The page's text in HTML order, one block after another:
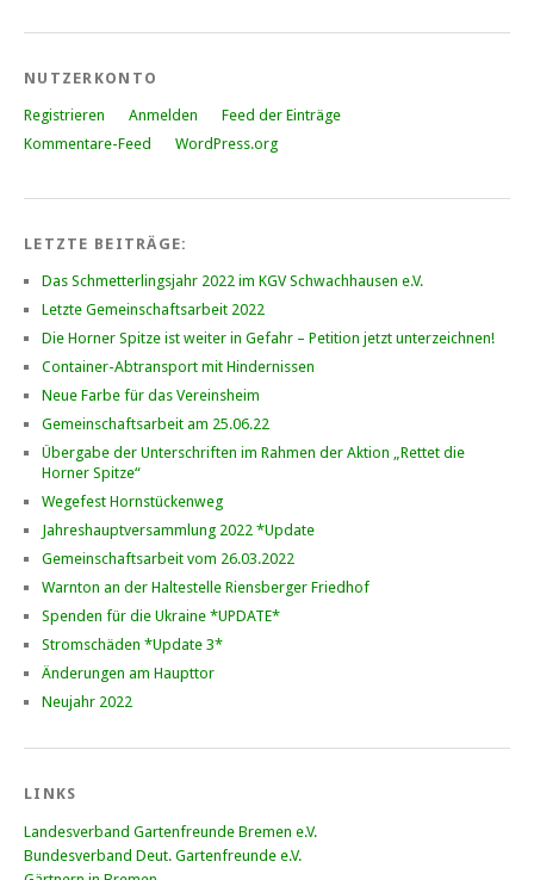
NUTZERKONTO
Registrieren Anmelden
Feed der Einträge
Kommentare-Feed
WordPress.org
LETZTE BEITRÄGE:
Das Schmetterlingsjahr 2022 im KGV Schwachhausen e.V.
Letzte Gemeinschaftsarbeit 2022
Die Horner Spitze ist weiter in Gefahr – Petition jetzt unterzeichnen!
Container-Abtransport mit Hindernissen
Neue Farbe für das Vereinsheim
Gemeinschaftsarbeit am 25.06.22
Übergabe der Unterschriften im Rahmen der Aktion „Rettet die
Horner Spitze“
Wegefest Hornstückenweg
Jahreshauptversammlung 2022 *Update
Gemeinschaftsarbeit vom 26.03.2022
Warnton an der Haltestelle Riensberger Friedhof
Spenden für die Ukraine *UPDATE*
Stromschäden *Update 3*
Änderungen am Haupttor
Neujahr 2022
LINKS
Landesverband Gartenfreunde Bremen e.V.
Bundesverband Deut. Gartenfreunde e.V.